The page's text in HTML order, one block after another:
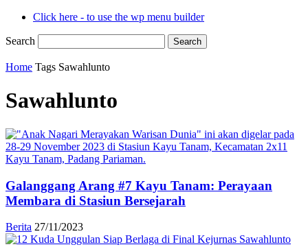
Click here - to use the wp menu builder
Search
Home Tags Sawahlunto
Sawahlunto
Galanggang Arang #7 Kayu Tanam: Perayaan
Membara di Stasiun Bersejarah
Berita 27/11/2023